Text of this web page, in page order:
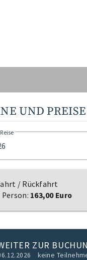
UND PREISE
/ Rückfahrt
163,00 Euro
ZUR
keine